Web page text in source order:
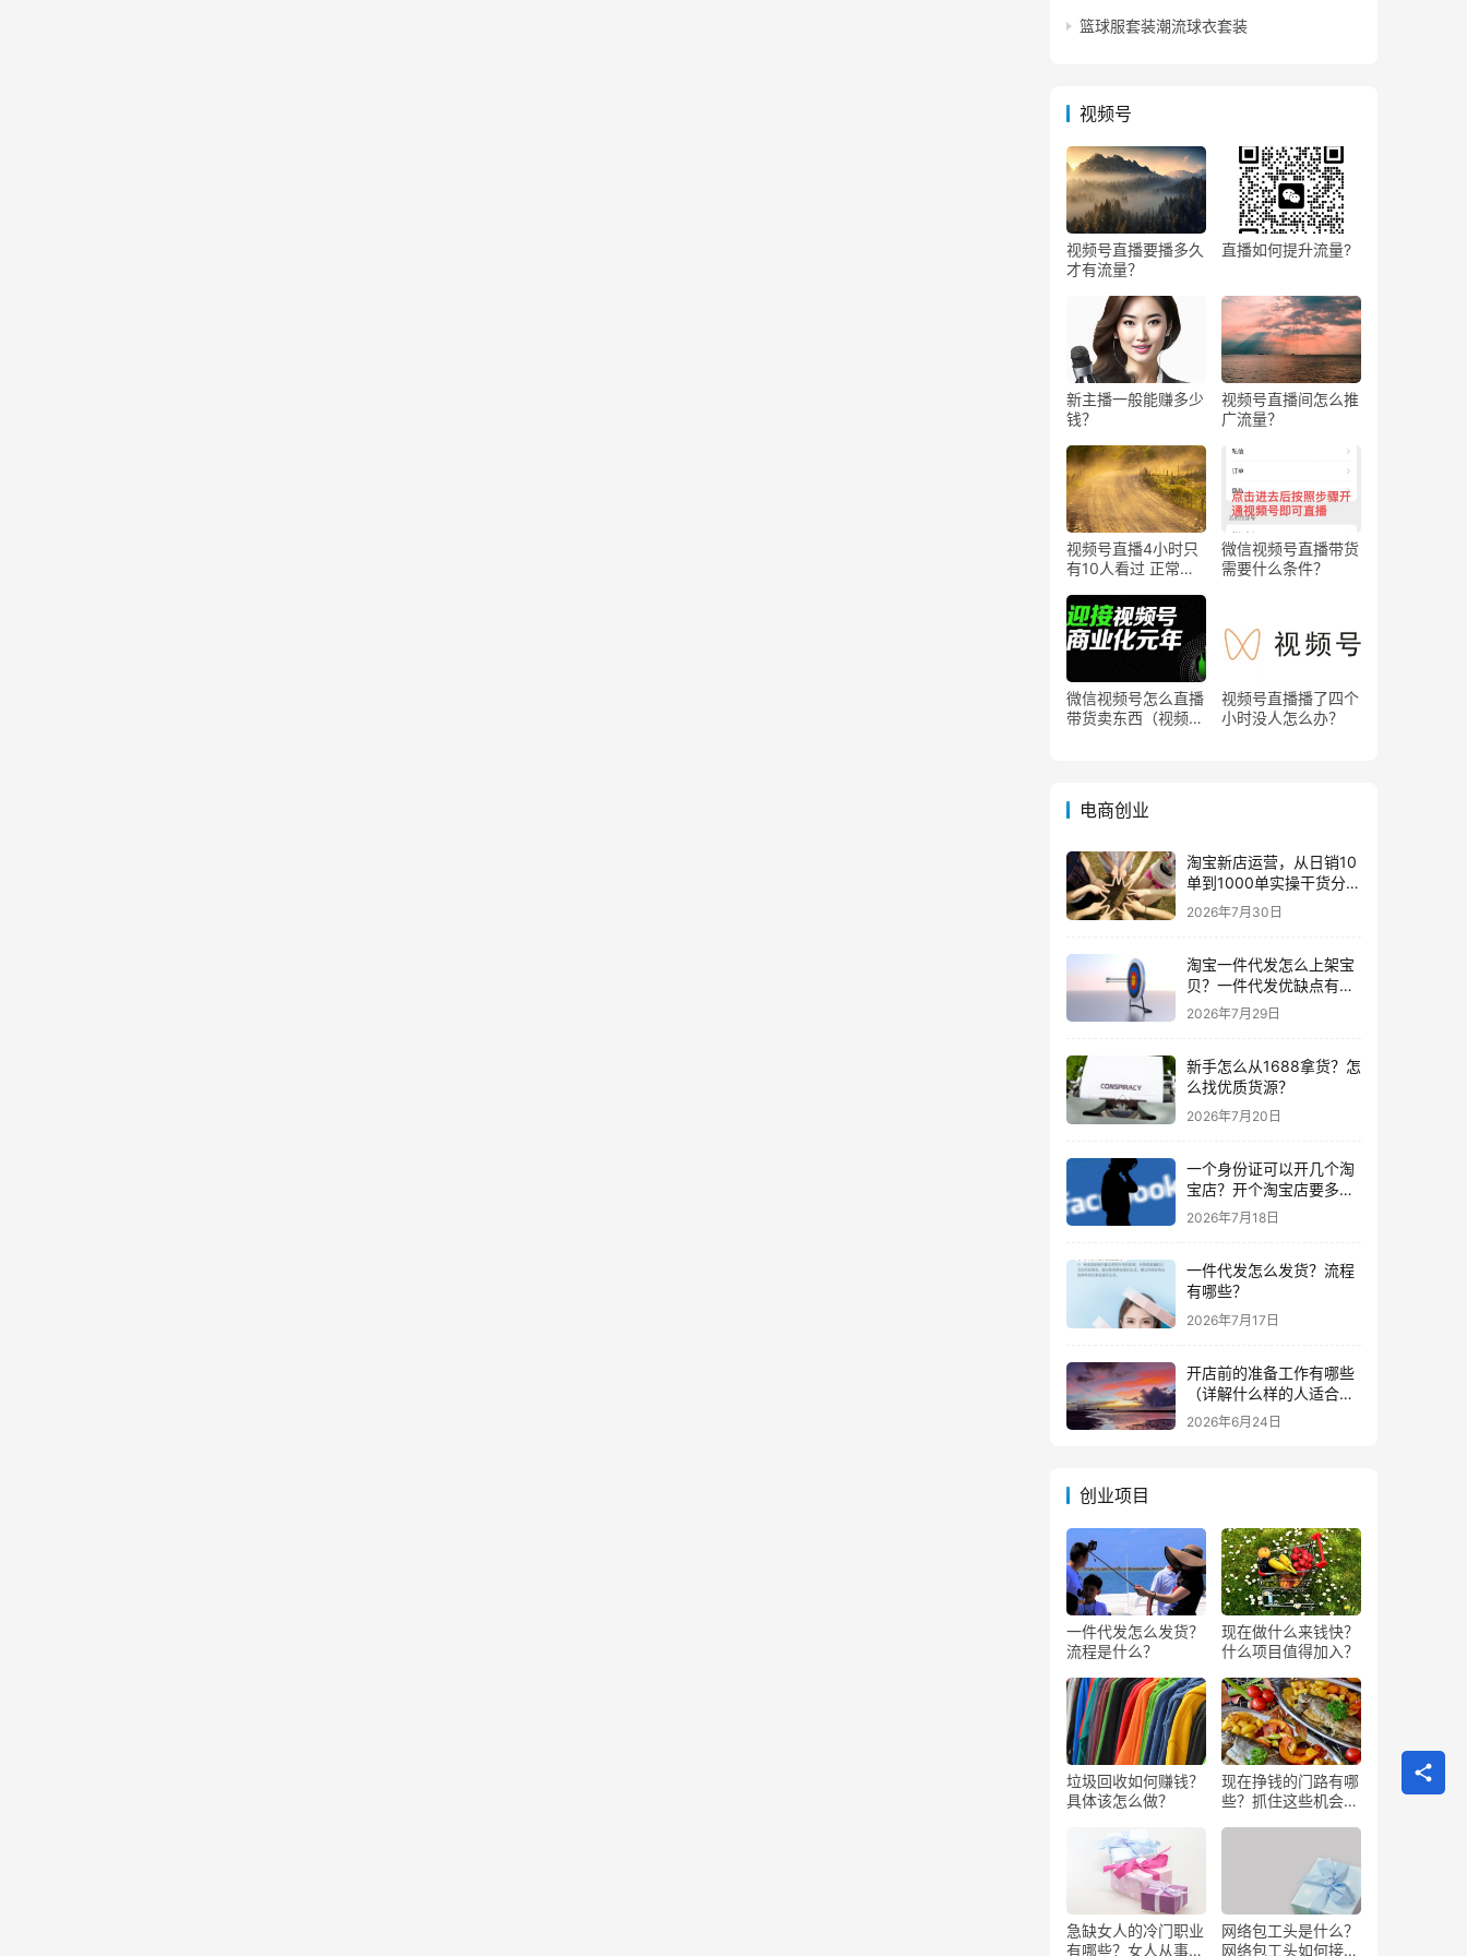
篮球服套装潮流球衣套装
视频号
视频号直播要播多久
才有流量？
直播如何提升流量?
新主播一般能赚多少
钱？
视频号直播间怎么推
广流量？
视频号直播4小时只
有10人看过 正常
微信视频号直播带货
需要什么条件？
微信视频号怎么直播
带货卖东西（视频号
视频号直播播了四个
小时没人怎么办？
电商创业
淘宝新店运营，从日销10
单到1000单实操干货分
享！
2026年7月30日
淘宝一件代发怎么上架宝
贝？一件代发优缺点有哪
些？
2026年7月29日
新手怎么从1688拿货？怎
么找优质货源？
2026年7月20日
一个身份证可以开几个淘
宝店？开个淘宝店要多少
钱？
2026年7月18日
一件代发怎么发货？流程
有哪些？
2026年7月17日
开店前的准备工作有哪些
（详解什么样的人适合做
生意）
2026年6月24日
创业项目
一件代发怎么发货？
流程是什么？
现在做什么来钱快？
什么项目值得加入？
垃圾回收如何赚钱？
具体该怎么做？
现在挣钱的门路有哪
些？抓住这些机会闷
急缺女人的冷门职业
有哪些？女人从事哪
网络包工头是什么？
网络包工头如何接业